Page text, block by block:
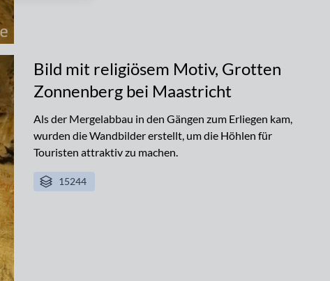
Bild mit religiösem Motiv, Grotten
Zonnenberg bei Maastricht
Als der Mergelabbau in den Gängen zum Erliegen kam,
wurden die Wandbilder erstellt, um die Höhlen für
Touristen attraktiv zu machen.
15244